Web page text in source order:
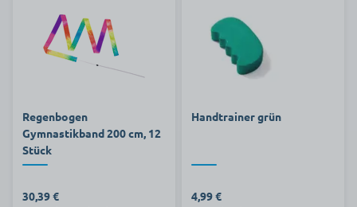
Regenbogen
Gymnastikband 200 cm, 12
Stück
30,39 €
Handtrainer grün
4,99 €